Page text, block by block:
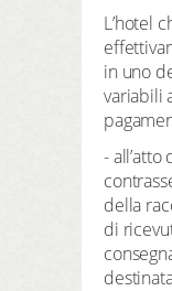
L’hotel
in uno
variabili
-
della
di